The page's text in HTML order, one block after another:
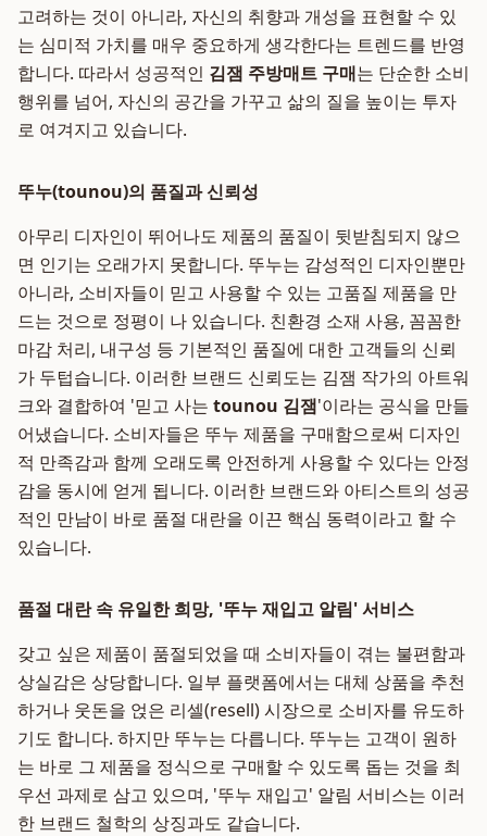
고려하는 것이 아니라, 자신의 취향과 개성을 표현할 수 있
는 심미적 가치를 매우 중요하게 생각한다는 트렌드를 반영
합니다. 따라서 성공적인 김잼 주방매트 구매는 단순한 소비
행위를 넘어, 자신의 공간을 가꾸고 삶의 질을 높이는 투자
로 여겨지고 있습니다.
뚜누(tounou)의 품질과 신뢰성
아무리 디자인이 뛰어나도 제품의 품질이 뒷받침되지 않으
면 인기는 오래가지 못합니다. 뚜누는 감성적인 디자인뿐만
아니라, 소비자들이 믿고 사용할 수 있는 고품질 제품을 만
드는 것으로 정평이 나 있습니다. 친환경 소재 사용, 꼼꼼한
마감 처리, 내구성 등 기본적인 품질에 대한 고객들의 신뢰
가 두텁습니다. 이러한 브랜드 신뢰도는 김잼 작가의 아트워
크와 결합하여 '믿고 사는 tounou 김잼'이라는 공식을 만들
어냈습니다. 소비자들은 뚜누 제품을 구매함으로써 디자인
적 만족감과 함께 오래도록 안전하게 사용할 수 있다는 안정
감을 동시에 얻게 됩니다. 이러한 브랜드와 아티스트의 성공
적인 만남이 바로 품절 대란을 이끈 핵심 동력이라고 할 수
있습니다.
품절 대란 속 유일한 희망, '뚜누 재입고 알림' 서비스
갖고 싶은 제품이 품절되었을 때 소비자들이 겪는 불편함과
상실감은 상당합니다. 일부 플랫폼에서는 대체 상품을 추천
하거나 웃돈을 얹은 리셀(resell) 시장으로 소비자를 유도하
기도 합니다. 하지만 뚜누는 다릅니다. 뚜누는 고객이 원하
는 바로 그 제품을 정식으로 구매할 수 있도록 돕는 것을 최
우선 과제로 삼고 있으며, '뚜누 재입고' 알림 서비스는 이러
한 브랜드 철학의 상징과도 같습니다.